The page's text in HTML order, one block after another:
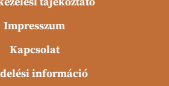
Impresszum
Kapcsolat
információ